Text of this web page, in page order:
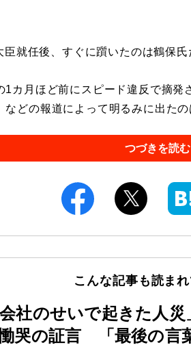
就任後、すぐに躓いたのは鶴保氏
カ月ほど前にスピード違反で摘発
などの報道によって明るみに出た
つづきを読む
こんな記事も読ま
会社のせいで起きた人
哭の証言 「最後の言